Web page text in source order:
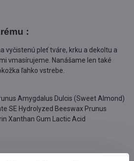
:
vyčistenú pleť tváre, krku a dekoltu a
vmasírujeme. Nanášame len také
ľahko vstrebe.
Amygdalus Dulcis (Sweet Almond)
SE Hydrolyzed Beeswax Prunus
Xanthan Gum Lactic Acid